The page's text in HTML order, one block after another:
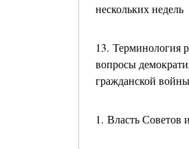
нескольких недель
13. Терминология
вопросы
гражданской войны
1. Власть Советов